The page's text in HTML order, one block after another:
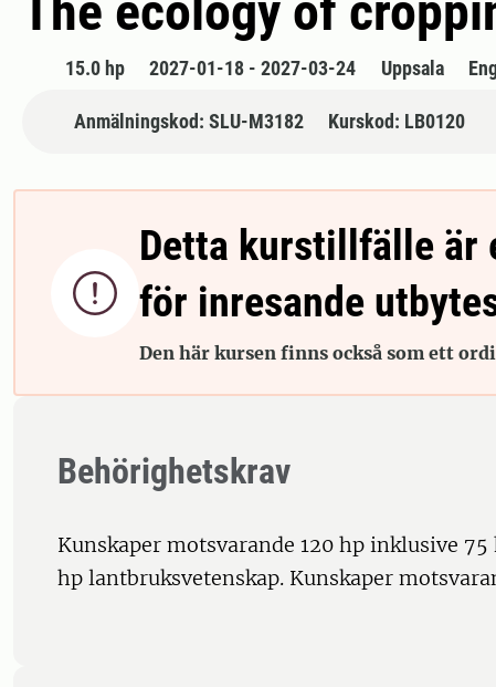
15.0 hp 2027-01-18 - 2027-03-24 Uppsala
Anmälningskod: SLU-M3182 Kurskod: LB0120

Detta kurstillfälle är
för inresande
Den här kursen finns också som ett
Behörighetskrav
Kunskaper motsvarande 120 hp inklusive
hp lantbruksvetenskap. Kunskaper